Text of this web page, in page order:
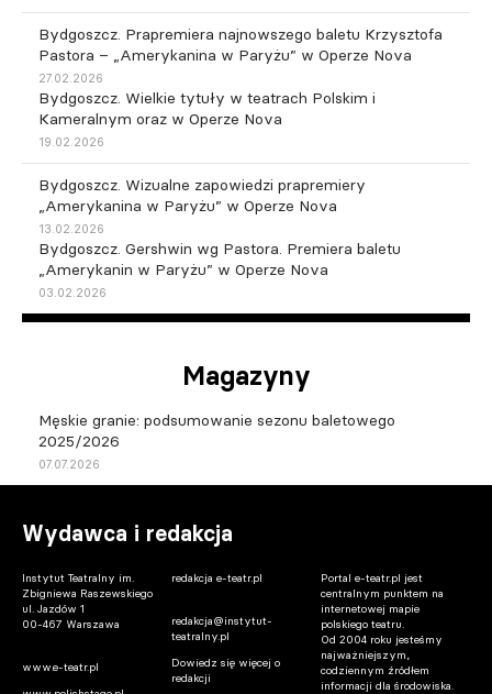
Bydgoszcz. Prapremiera najnowszego baletu Krzysztofa
Pastora – „Amerykanina w Paryżu” w Operze Nova
27.02.2026
Bydgoszcz. Wielkie tytuły w teatrach Polskim i
Kameralnym oraz w Operze Nova
19.02.2026
Bydgoszcz. Wizualne zapowiedzi prapremiery
„Amerykanina w Paryżu” w Operze Nova
13.02.2026
Bydgoszcz. Gershwin wg Pastora. Premiera baletu
„Amerykanin w Paryżu” w Operze Nova
03.02.2026
Magazyny
Męskie granie: podsumowanie sezonu baletowego
2025/2026
07.07.2026
Wydawca i redakcja
Instytut Teatralny im.
Zbigniewa Raszewskiego
ul. Jazdów 1
00-467 Warszawa
www.e-teatr.pl
redakcja e-teatr.pl
redakcja@instytut-
teatralny.pl
Dowiedz się więcej o
redakcji
Portal e-teatr.pl jest
centralnym punktem na
internetowej mapie
polskiego teatru.
Od 2004 roku jesteśmy
najważniejszym,
codziennym źródłem
informacji dla środowiska.